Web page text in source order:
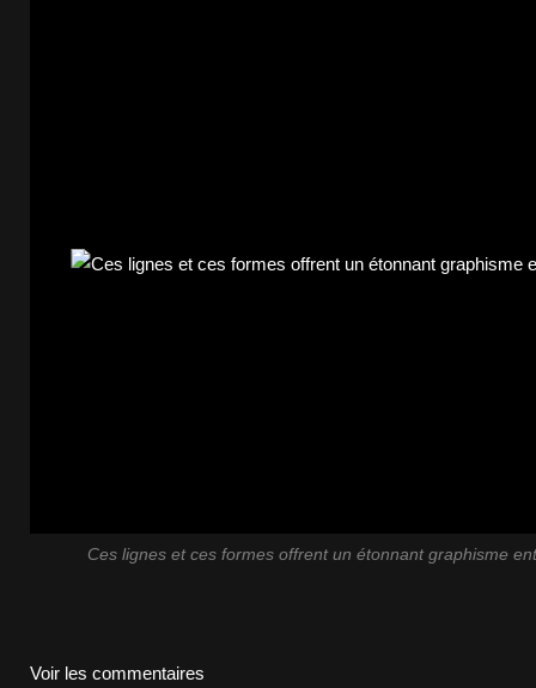
Ces lignes et ces formes offrent un étonnant graphisme
Voir les commentaires